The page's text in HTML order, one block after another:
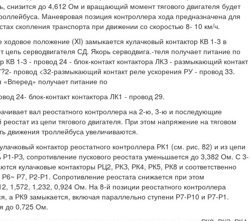
снизится до 4,612 Ом и вращающий момент тягового двигателя будет
Маневровая позиция контроллера хода предназначена для
скопления транспорта при движении со скоростью 8- 10 км/ч.
положение (XI) замыкается кулачковый контактор КВ 1-3 в
серводвигателя СД. Якорь серводвига.-теля получает питание по
КВ 1-3 - провод 24 - блок-контакт контактора ЛКЗ - размыкающий контакт
провод <32-размыкающий контакт реле ускорения РУ - провод 33.
«Вперед» получает питание по
24- блок-контакт контактора ЛК1 - провод 29.
вал реостатного контроллера на 2-ю, 3-ю и последующие
из цепи тягового двигателя. При этом напряжение на тяговом
движения троллейбуса увеличиваются.
контактор реостатного контроллера РК1 (см. рис. 82) и из цепи
Р1-РЗ, сопротивление пускового реостата уменьшается до 3,382 Ом. С 3-
кулачковые контакторы РЦ2, РКЗ, РК4, РК5, РК8 и соответственно
Р7, Р2-Р1. Сопротивление реостата снижается при этом
1,572, 1,232, 0,924 Ом. На 8-й позиции реостатного контроллера
а РК9 замыкается, включая параллельно ступени Р7-Р10 и Р7-Р1.
до 0,725 Ом.